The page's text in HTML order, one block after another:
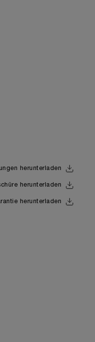
herunterladen
herunterladen
herunterladen